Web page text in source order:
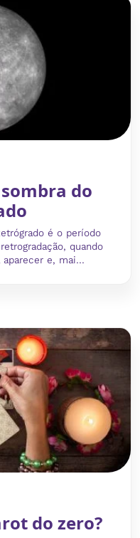
do
é o período
quando
e, mai...
do zero?